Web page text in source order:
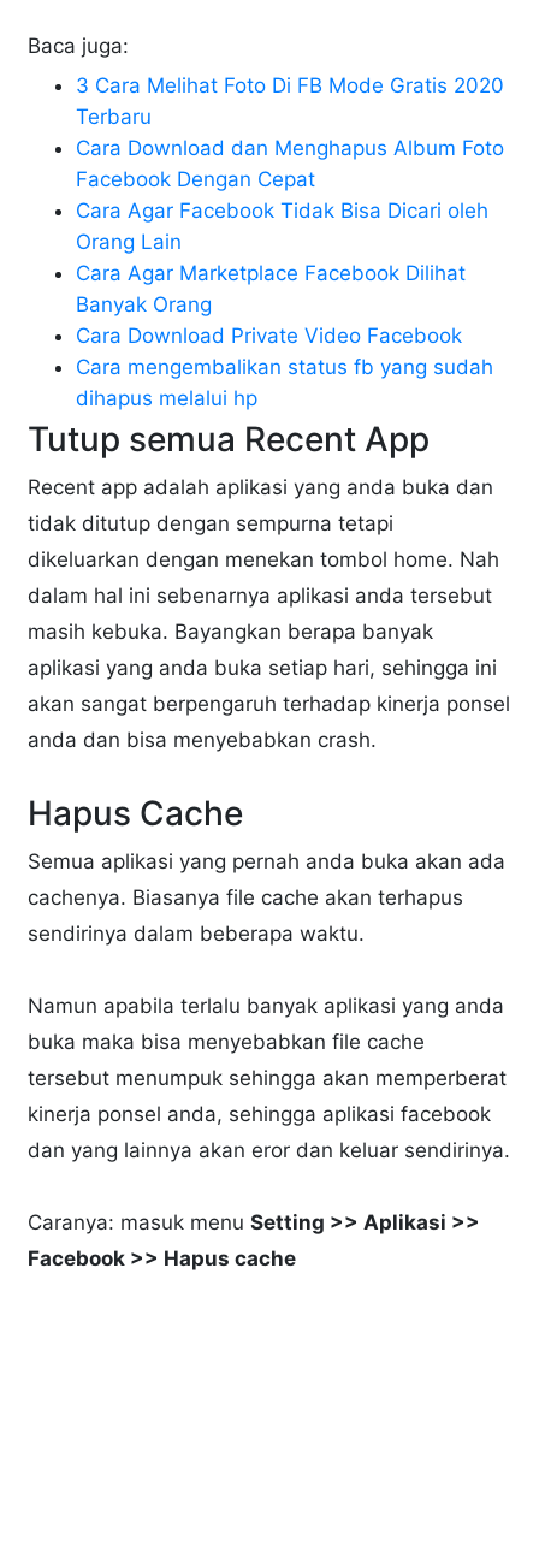
Baca juga:
3 Cara Melihat Foto Di FB Mode Gratis 2020
Terbaru
Cara Download dan Menghapus Album Foto
Facebook Dengan Cepat
Cara Agar Facebook Tidak Bisa Dicari oleh
Orang Lain
Cara Agar Marketplace Facebook Dilihat
Banyak Orang
Cara Download Private Video Facebook
Cara mengembalikan status fb yang sudah
dihapus melalui hp
Tutup semua Recent App
Recent app adalah aplikasi yang anda buka dan
tidak ditutup dengan sempurna tetapi
dikeluarkan dengan menekan tombol home. Nah
dalam hal ini sebenarnya aplikasi anda tersebut
masih kebuka. Bayangkan berapa banyak
aplikasi yang anda buka setiap hari, sehingga ini
akan sangat berpengaruh terhadap kinerja ponsel
anda dan bisa menyebabkan crash.
Hapus Cache
Semua aplikasi yang pernah anda buka akan ada
cachenya. Biasanya file cache akan terhapus
sendirinya dalam beberapa waktu.
Namun apabila terlalu banyak aplikasi yang anda
buka maka bisa menyebabkan file cache
tersebut menumpuk sehingga akan memperberat
kinerja ponsel anda, sehingga aplikasi facebook
dan yang lainnya akan eror dan keluar sendirinya.
Caranya: masuk menuSetting >> Aplikasi >>
Facebook >> Hapus cache